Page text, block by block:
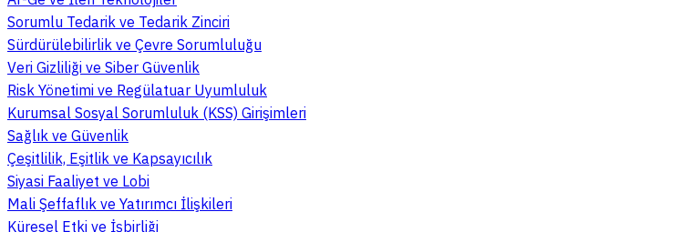
Sorumlu Tedarik ve Tedarik Zinciri
Sürdürülebilirlik ve Çevre Sorumluluğu
Veri Gizliliği ve Siber Güvenlik
Risk Yönetimi ve Regülatuar Uyumluluk
Kurumsal Sosyal Sorumluluk (KSS) Girişimleri
Sağlık ve Güvenlik
Çeşitlilik, Eşitlik ve Kapsayıcılık
Siyasi Faaliyet ve Lobi
Mali Şeffaflık ve Yatırımcı İlişkileri
Küresel Etki ve İşbirliği